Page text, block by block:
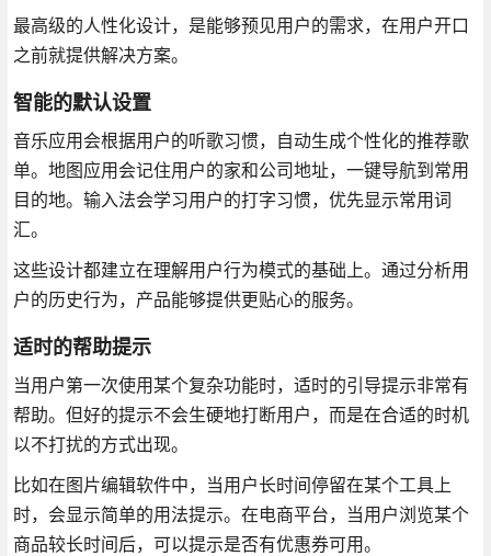
最高级的人性化设计，是能够预见用户的需求，在用户开口
之前就提供解决方案。
智能的默认设置
音乐应用会根据用户的听歌习惯，自动生成个性化的推荐歌
单。地图应用会记住用户的家和公司地址，一键导航到常用
目的地。输入法会学习用户的打字习惯，优先显示常用词
汇。
这些设计都建立在理解用户行为模式的基础上。通过分析用
户的历史行为，产品能够提供更贴心的服务。
适时的帮助提示
当用户第一次使用某个复杂功能时，适时的引导提示非常有
帮助。但好的提示不会生硬地打断用户，而是在合适的时机
以不打扰的方式出现。
比如在图片编辑软件中，当用户长时间停留在某个工具上
时，会显示简单的用法提示。在电商平台，当用户浏览某个
商品较长时间后，可以提示是否有优惠券可用。